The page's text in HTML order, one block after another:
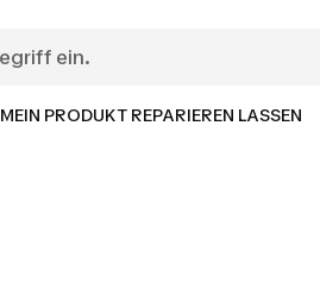
MEIN PRODUKT REPARIEREN LASSEN